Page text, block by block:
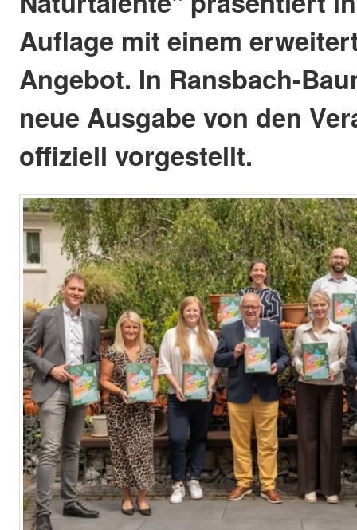
Auflage mit einem
Angebot. In Ransbach-
neue Ausgabe von den
offiziell vorgestellt.